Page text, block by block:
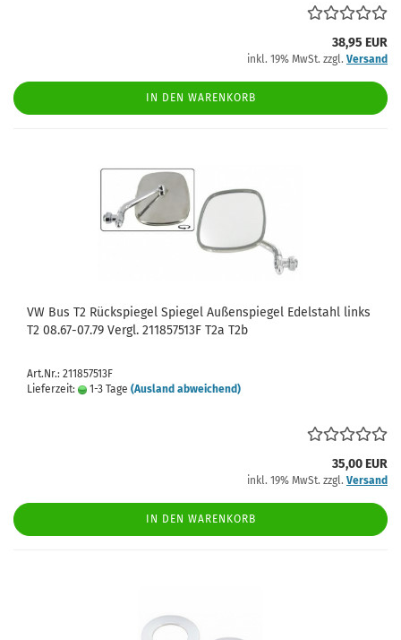
38,95 EUR
inkl. 19% MwSt. zzgl. Versand
IN DEN WARENKORB
VW Bus T2 Rückspiegel Spiegel Außenspiegel Edelstahl links
T2 08.67-07.79 Vergl. 211857513F T2a T2b
Art.Nr.: 211857513F
Lieferzeit:
1-3 Tage (Ausland abweichend)
35,00 EUR
inkl. 19% MwSt. zzgl. Versand
IN DEN WARENKORB